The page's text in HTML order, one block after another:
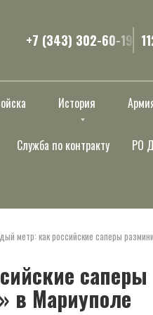
+7 (343) 302-60-19
История
Служба по контракту РО
метр: как российские саперы
саперы
в Мариуполе